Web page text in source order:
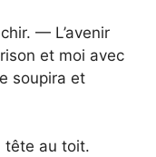
— L’avenir
et moi avec
soupira et
tête au toit.